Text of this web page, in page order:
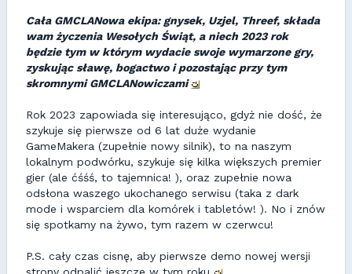
Cała GMCLANowa ekipa: gnysek, Uzjel, Threef, składa
wam życzenia Wesołych Świąt, a niech 2023 rok
będzie tym w którym wydacie swoje wymarzone gry,
zyskując sławę, bogactwo i pozostając przy tym
skromnymi GMCLANowiczami
Rok 2023 zapowiada się interesująco, gdyż nie dość, że
szykuje się pierwsze od 6 lat duże wydanie
GameMakera (zupełnie nowy silnik), to na naszym
lokalnym podwórku, szykuje się kilka większych premier
gier (ale ćśśś, to tajemnica! ), oraz zupełnie nowa
odsłona waszego ukochanego serwisu (taka z dark
mode i wsparciem dla komórek i tabletów! ). No i znów
się spotkamy na żywo, tym razem w czerwcu!
P.S. cały czas cisnę, aby pierwsze demo nowej wersji